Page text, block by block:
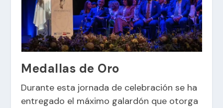
Medallas de Oro
Durante esta jornada de celebración se ha
entregado el máximo galardón que otorga